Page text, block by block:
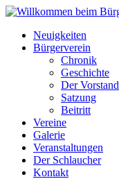
Neuigkeiten
Bürgerverein
Chronik
Geschichte
Der Vorstand
Satzung
Beitritt
Vereine
Galerie
Veranstaltungen
Der Schlaucher
Kontakt